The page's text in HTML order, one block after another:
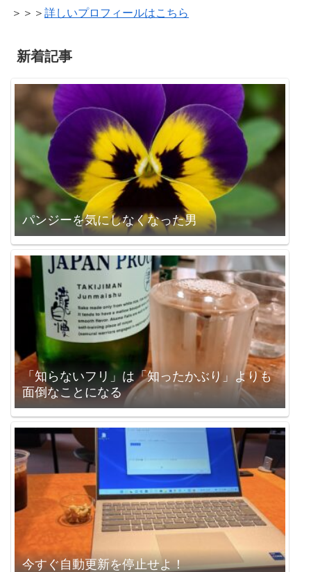
＞＞＞ 詳しいプロフィールはこちら
新着記事
パンジーを気にしなくなった男
「知らないフリ」は「知ったかぶり」よりも
面倒なことになる
今すぐ自動更新を停止せよ！